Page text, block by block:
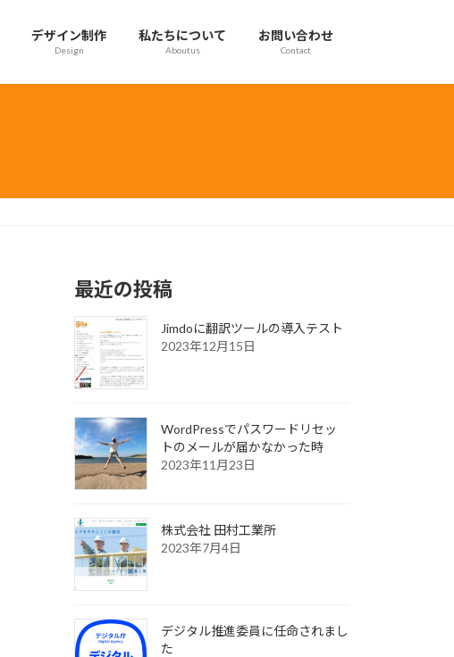
デザイン制作
Design
私たちについて
Aboutus
お問い合わせ
Contact
最近の投稿
Jimdoに翻訳ツールの導入テスト
2023年12月15日
WordPressでパスワードリセッ
トのメールが届かなかった時
2023年11月23日
株式会社 田村工業所
2023年7月4日
デジタル推進委員に任命されまし
た